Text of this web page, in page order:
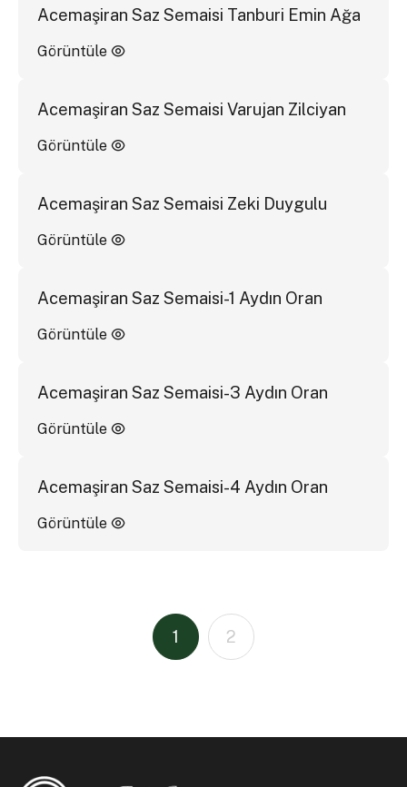
Acemaşiran Saz Semaisi Tanburi Emin Ağa
Görüntüle
Acemaşiran Saz Semaisi Varujan Zilciyan
Görüntüle
Acemaşiran Saz Semaisi Zeki Duygulu
Görüntüle
Acemaşiran Saz Semaisi-1 Aydın Oran
Görüntüle
Acemaşiran Saz Semaisi-3 Aydın Oran
Görüntüle
Acemaşiran Saz Semaisi-4 Aydın Oran
Görüntüle
1 2